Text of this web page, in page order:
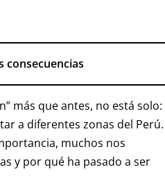
consecuencias
más que antes, no está solo:
a diferentes zonas del Perú.
muchos nos
y por qué ha pasado a ser